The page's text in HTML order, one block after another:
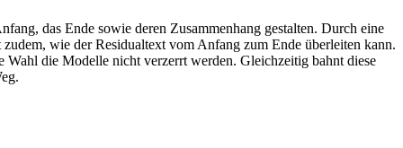
das Ende sowie deren Zusammenhang gestalten. Durch eine
wie der Residualtext vom Anfang zum Ende überleiten kann.
die Modelle nicht verzerrt werden. Gleichzeitig bahnt diese